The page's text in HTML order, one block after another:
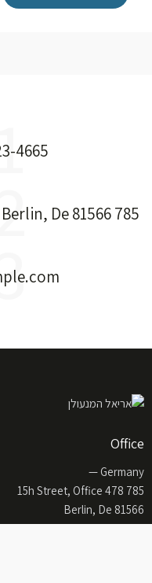
4665
785 15th Street, Office 478 Berlin, De 81566
Office
Germany —
785 15h Street, Office 478
Berlin, De 81566